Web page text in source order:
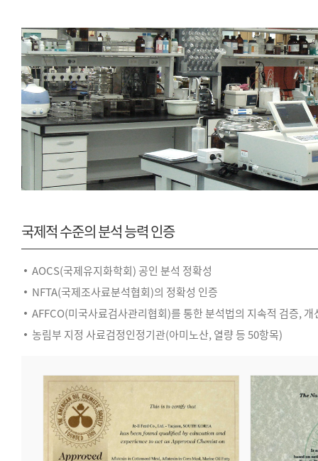
국제적 수준의분석 능력 인증
AOCS(국제유지화학회) 공인 분석 정확성
NFTA(국제조사료분석협회)의 정확성 인증
AFFCO(미국사료검사관리협회)를 통한 분석법의 지속적 검증, 개
농림부 지정 사료검정인정기관(아미노산, 열량 등 50항목)